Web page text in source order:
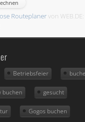
Routeplanervon
Betriebsfeier
buchen gesucht
Gogos buchen